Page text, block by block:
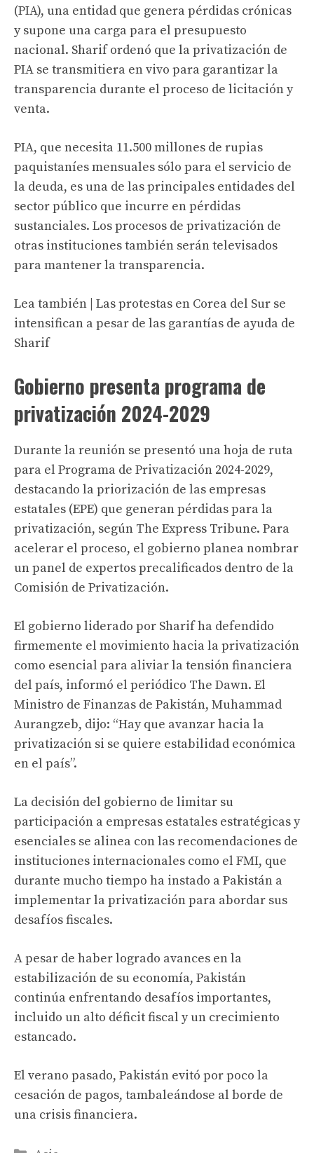
(PIA), una entidad que genera pérdidas crónicas
y supone una carga para el presupuesto
nacional. Sharif ordenó que la privatización de
PIA se transmitiera en vivo para garantizar la
transparencia durante el proceso de licitación y
venta.
PIA, que necesita 11.500 millones de rupias
paquistaníes mensuales sólo para el servicio de
la deuda, es una de las principales entidades del
sector público que incurre en pérdidas
sustanciales. Los procesos de privatización de
otras instituciones también serán televisados ​​
para mantener la transparencia.
Lea también | Las protestas en Corea del Sur se
intensifican a pesar de las garantías de ayuda de
Sharif
Gobierno presenta programa de
privatización 2024-2029
Durante la reunión se presentó una hoja de ruta
para el Programa de Privatización 2024-2029,
destacando la priorización de las empresas
estatales (EPE) que generan pérdidas para la
privatización, según The Express Tribune. Para
acelerar el proceso, el gobierno planea nombrar
un panel de expertos precalificados dentro de la
Comisión de Privatización.
El gobierno liderado por Sharif ha defendido
firmemente el movimiento hacia la privatización
como esencial para aliviar la tensión financiera
del país, informó el periódico The Dawn. El
Ministro de Finanzas de Pakistán, Muhammad
Aurangzeb, dijo: “Hay que avanzar hacia la
privatización si se quiere estabilidad económica
en el país”.
La decisión del gobierno de limitar su
participación a empresas estatales estratégicas y
esenciales se alinea con las recomendaciones de
instituciones internacionales como el FMI, que
durante mucho tiempo ha instado a Pakistán a
implementar la privatización para abordar sus
desafíos fiscales.
A pesar de haber logrado avances en la
estabilización de su economía, Pakistán
continúa enfrentando desafíos importantes,
incluido un alto déficit fiscal y un crecimiento
estancado.
El verano pasado, Pakistán evitó por poco la
cesación de pagos, tambaleándose al borde de
una crisis financiera.